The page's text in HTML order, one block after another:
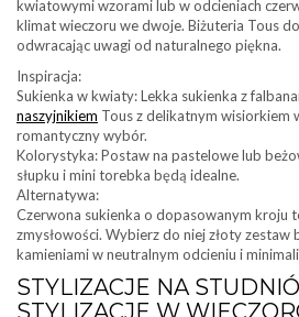
kwiatowymi wzorami lub w odcieniach
klimat wieczoru we dwoje. Biżuteria Tous
odwracając uwagi od naturalnego piękna.
Inspiracja:
Sukienka w kwiaty: Lekka sukienka z
naszyjnikiem Tous z delikatnym wisiorkiem
romantyczny wybór.
Kolorystyka: Postaw na pastelowe lub
słupku i mini torebka będą idealne.
Alternatywa:
Czerwona sukienka o dopasowanym kroju
zmysłowości. Wybierz do niej złoty zestaw
kamieniami w neutralnym odcieniu i
STYLIZACJE NA